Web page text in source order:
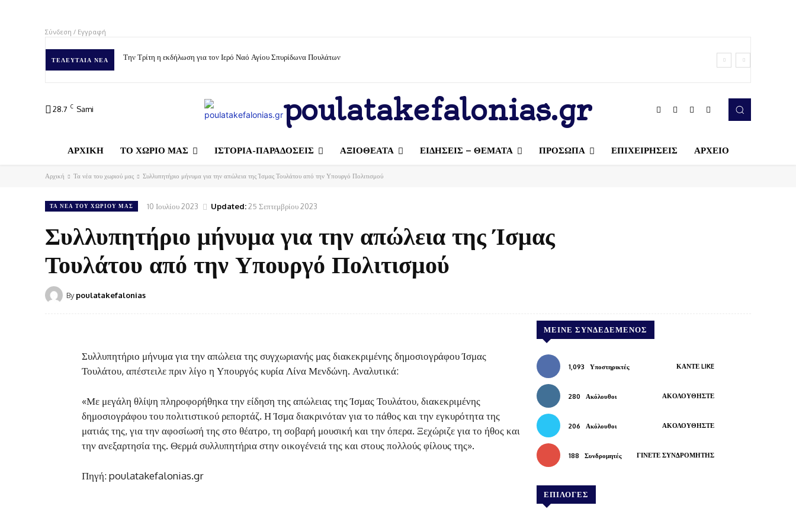
Σύνδεση / Εγγραφή
ΤΕΛΕΥΤΑΊΑ ΝΈΑ Την Τρίτη η εκδήλωση για τον Ιερό Ναό Αγίου Σπυρίδωνα Πουλάτων
28.7 C Sami poulatakefalonias.gr
ΑΡΧΙΚΗ ΤΟ ΧΩΡΙΟ ΜΑΣ ΙΣΤΟΡΙΑ-ΠΑΡΑΔΟΣΕΙΣ ΑΞΙΟΘΕΑΤΑ ΕΙΔΗΣΕΙΣ – ΘΕΜΑΤΑ ΠΡΟΣΩΠΑ ΕΠΙΧΕΙΡΗΣΕΙΣ ΑΡΧΕΙΟ
Αρχική Τα νέα του χωριού μας Συλλυπητήριο μήνυμα για την απώλεια της Ίσμας Τουλάτου από την Υπουργό Πολιτισμού
ΤΑ ΝΈΑ ΤΟΥ ΧΩΡΙΟΎ ΜΑΣ 10 Ιουλίου 2023 Updated:25 Σεπτεμβρίου 2023
Συλλυπητήριο μήνυμα για την απώλεια της Ίσμας
Τουλάτου από την Υπουργό Πολιτισμού
By poulatakefalonias
Συλλυπητήριο μήνυμα για την απώλεια της συγχωριανής μας διακεκριμένης δημοσιογράφου Ίσμας
Τουλάτου, απέστειλε πριν λίγο η Υπουργός κυρία Λίνα Μενδώνη. Αναλυτικά:
«Με μεγάλη θλίψη πληροφορήθηκα την είδηση της απώλειας της Ίσμας Τουλάτου, διακεκριμένης
δημοσιογράφου του πολιτιστικού ρεπορτάζ. Η Ίσμα διακρινόταν για το πάθος και την εγκυρότητα της
ματιάς της, για την αφοσίωσή της στο θέατρο, τη σοβαρή μουσική και την όπερα. Ξεχώριζε για το ήθος και
την ανεξαρτησία της. Θερμά συλλυπητήρια στην οικογένειά της και στους πολλούς φίλους της».
Πηγή: poulatakefalonias.gr
ΜΕΊΝΕ ΣΥΝΔΕΔΕΜΈΝΟΣ
1,093 Υποστηρικτές ΚΆΝΤΕ LIKE
280 Ακόλουθοι ΑΚΟΛΟΥΘΉΣΤΕ
206 Ακόλουθοι ΑΚΟΛΟΥΘΉΣΤΕ
188 Συνδρομητές ΓΊΝΕΤΕ ΣΥΝΔΡΟΜΗΤΉΣ
ΕΠΙΛΟΓΕΣ